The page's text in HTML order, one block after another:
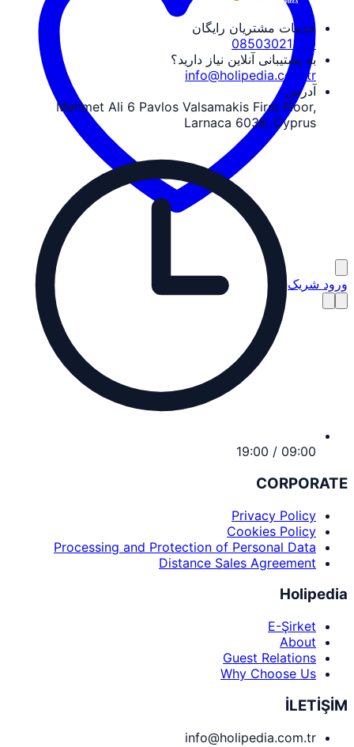
ورود شریک
خدمات مشتریان رایگان
08503021340
به پشتیبانی آنلاین نیاز دارید؟
info@holipedia.com.tr
آدرس
Mehmet Ali 6 Pavlos Valsamakis First Floor,
Larnaca 6036, Cyprus
09:00 / 19:00
CORPORATE
Privacy Policy
Cookies Policy
Processing and Protection of Personal Data
Distance Sales Agreement
Holipedia
E-Şirket
About
Guest Relations
Why Choose Us
İLETİŞİM
info@holipedia.com.tr